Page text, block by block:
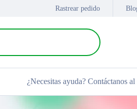
Rastrear pedido
¿Necesitas ayuda? Contáctanos